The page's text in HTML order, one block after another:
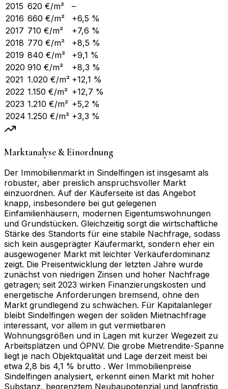
2015 620 €/m²
–
2016 660 €/m²
+6,5 %
2017 710 €/m²
+7,6 %
2018 770 €/m²
+8,5 %
2019 840 €/m²
+9,1 %
2020 910 €/m²
+8,3 %
2021 1.020 €/m² +12,1 %
2022 1.150 €/m² +12,7 %
2023 1.210 €/m² +5,2 %
2024 1.250 €/m² +3,3 %
Marktanalyse & Einordnung
Der Immobilienmarkt in Sindelfingen ist insgesamt als
robuster, aber preislich anspruchsvoller Markt
einzuordnen. Auf der Käuferseite ist das Angebot
knapp, insbesondere bei gut gelegenen
Einfamilienhäusern, modernen Eigentumswohnungen
und Grundstücken. Gleichzeitig sorgt die wirtschaftliche
Stärke des Standorts für eine stabile Nachfrage, sodass
sich kein ausgeprägter Käufermarkt, sondern eher ein
ausgewogener Markt mit leichter Verkäuferdominanz
zeigt. Die Preisentwicklung der letzten Jahre wurde
zunächst von niedrigen Zinsen und hoher Nachfrage
getragen; seit 2023 wirken Finanzierungskosten und
energetische Anforderungen bremsend, ohne den
Markt grundlegend zu schwächen. Für Kapitalanleger
bleibt Sindelfingen wegen der soliden Mietnachfrage
interessant, vor allem in gut vermietbaren
Wohnungsgrößen und in Lagen mit kurzer Wegezeit zu
Arbeitsplätzen und ÖPNV. Die grobe Mietrendite-Spanne
liegt je nach Objektqualität und Lage derzeit meist bei
etwa 2,8 bis 4,1 % brutto . Wer Immobilienpreise
Sindelfingen analysiert, erkennt einen Markt mit hoher
Substanz, begrenztem Neubaupotenzial und langfristig